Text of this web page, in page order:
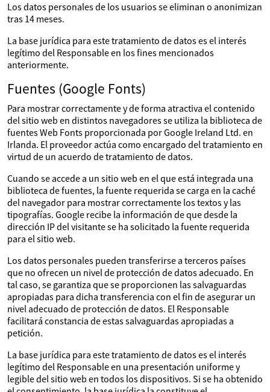
Los datos personales de los usuarios se eliminan o anonimizan
tras 14 meses.
La base jurídica para este tratamiento de datos es el interés
legítimo del Responsable en los fines mencionados
anteriormente.
Fuentes (Google Fonts)
Para mostrar correctamente y de forma atractiva el contenido
del sitio web en distintos navegadores se utiliza la biblioteca de
fuentes Web Fonts proporcionada por Google Ireland Ltd. en
Irlanda. El proveedor actúa como encargado del tratamiento en
virtud de un acuerdo de tratamiento de datos.
Cuando se accede a un sitio web en el que está integrada una
biblioteca de fuentes, la fuente requerida se carga en la caché
del navegador para mostrar correctamente los textos y las
tipografías. Google recibe la información de que desde la
dirección IP del visitante se ha solicitado la fuente requerida
para el sitio web.
Los datos personales pueden transferirse a terceros países
que no ofrecen un nivel de protección de datos adecuado. En
tal caso, se garantiza que se proporcionen las salvaguardas
apropiadas para dicha transferencia con el fin de asegurar un
nivel adecuado de protección de datos. El Responsable
facilitará constancia de estas salvaguardas apropiadas a
petición.
La base jurídica para este tratamiento de datos es el interés
legítimo del Responsable en una presentación uniforme y
legible del sitio web en todos los dispositivos. Si se ha obtenido